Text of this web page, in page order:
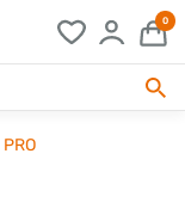
0